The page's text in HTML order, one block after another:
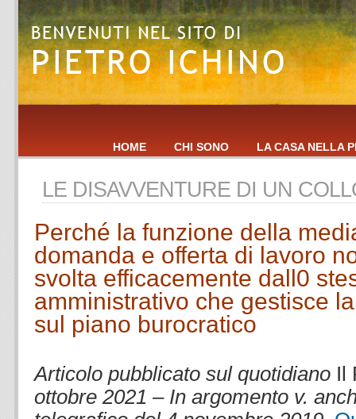
HOME CHI SONO LA CASA NELLA
LE DISAVVENTURE DI UN
Perché la funzione della
domanda e offerta di lavoro
svolta efficacemente dall0
amministrativo che gestisce
sul piano burocratico
Articolo pubblicato sul quotidiano Il
ottobre 2021 – In argomento v.